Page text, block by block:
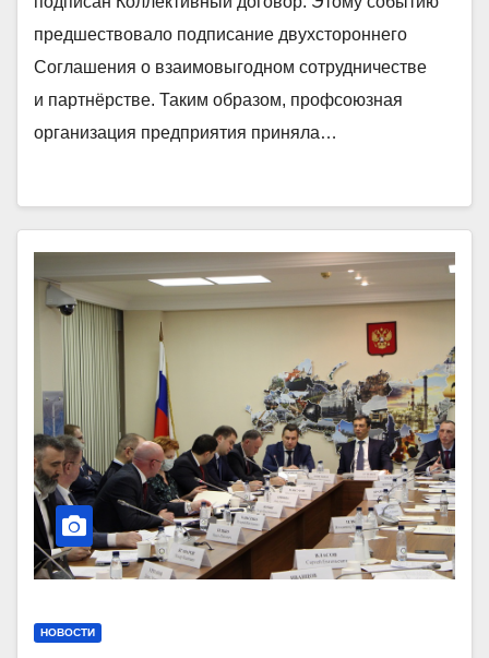
предшествовало подписание двухстороннего
Соглашения о взаимовыгодном сотрудничестве
и партнёрстве. Таким образом, профсоюзная
организация предприятия приняла…
НОВОСТИ